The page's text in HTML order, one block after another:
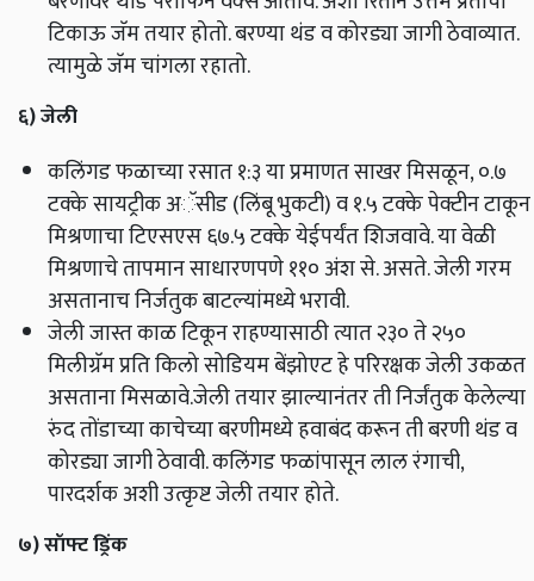
टिकाऊ जॅम तयार होतो. बरण्या थंड व कोरड्या जागी ठेवाव्यात.
त्यामुळे जॅम चांगला रहातो.
६) जेली
कलिंगड फळाच्या रसात १:३ या प्रमाणत साखर मिसळून,०.७
टक्के सायट्रीक अॅसीड (लिंबू भुकटी) व १.५ टक्के पेक्टीन टाकून
मिश्रणाचा टिएसएस ६७.५ टक्के येईपर्यंत शिजवावे. या वेळी
मिश्रणाचे तापमान साधारणपणे ११० अंश से. असते. जेली गरम
असतानाच निर्जतुक बाटल्यांमध्ये भरावी.
जेली जास्त काळ टिकून राहण्यासाठी त्यात २३० ते २५०
मिलीग्रॅम प्रति किलो सोडियम बेंझोएट हे परिरक्षक जेली उकळत
असताना मिसळावे.जेली तयार झाल्यानंतर ती निर्जंतुक केलेल्या
रुंद तोंडाच्या काचेच्या बरणीमध्ये हवाबंद करून ती बरणी थंड व
कोरड्या जागी ठेवावी. कलिंगड फळांपासून लाल रंगाची,
पारदर्शक अशी उत्कृष्ट जेली तयार होते.
७) सॉफ्ट ड्रिंक